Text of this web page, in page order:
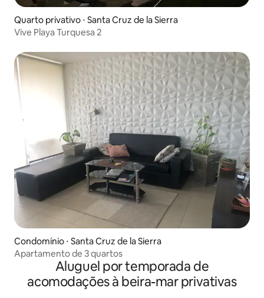
Quarto privativo ⋅ Santa Cruz de la Sierra
Vive Playa Turquesa 2
Condomínio ⋅ Santa Cruz de la Sierra
Apartamento de 3 quartos
Aluguel por temporada de
acomodações à beira-mar privativas